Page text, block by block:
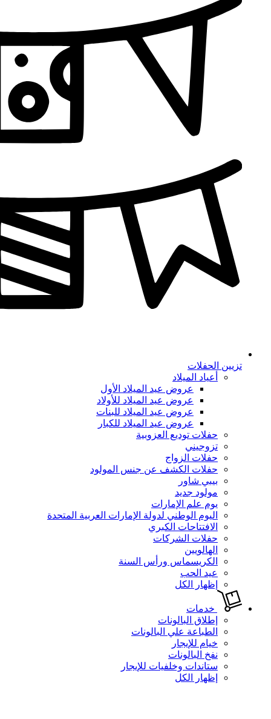
تزيين الحفلات
أعياد الميلاد
عروض عيد الميلاد الأول
عروض عيد الميلاد للأولاد
عروض عيد الميلاد للبنات
عروض عيد الميلاد للكبار
حفلات توديع العزوبية
تزوجيني
حفلات الزواج
حفلات الكشف عن جنس المولود
بيبي شاور
مولود جديد
يوم علم الإمارات
اليوم الوطني لدولة الإمارات العربية المتحدة
الافتتاحات الكبري
حفلات الشركات
الهالويين
الكريسماس ورأس السنة
عيد الحب
إظهار الكل
خدمات
إطلاق البالونات
الطباعة علي البالونات
خيام للإيجار
نفخ البالونات
ستاندات وخلفيات للإيجار
إظهار الكل